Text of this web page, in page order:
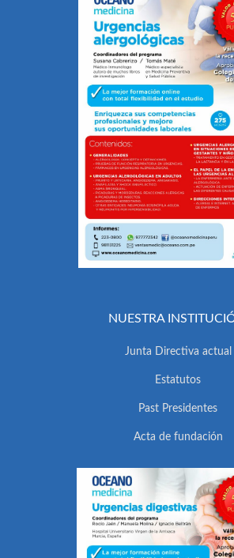
NUESTRA
Junta Directiva actual
Estatutos
Past Presidentes
Acta de fundación